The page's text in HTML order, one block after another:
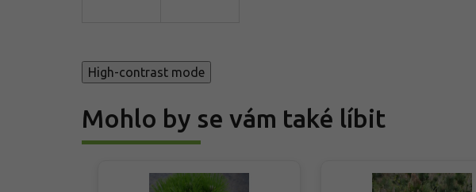
High-contrast mode
Mohlo by se vám také líbit